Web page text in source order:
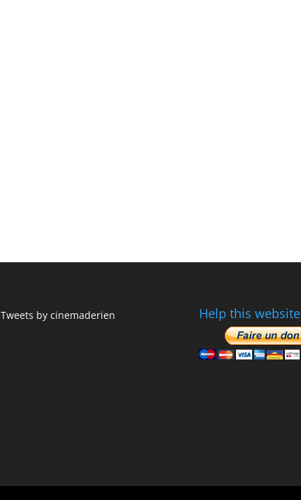
Tweets by cinemaderien Help this website